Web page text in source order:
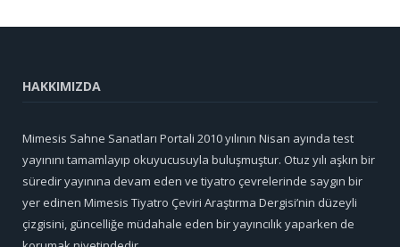
HAKKIMIZDA
Mimesis Sahne Sanatları Portali 2010 yılının Nisan ayında test
yayınını tamamlayıp okuyucusuyla buluşmuştur. Otuz yılı aşkın bir
süredir yayınına devam eden ve tiyatro çevrelerinde saygın bir
yer edinen Mimesis Tiyatro Çeviri Araştırma Dergisi’nin düzeyli
çizgisini, güncelliğe müdahale eden bir yayıncılık yaparken de